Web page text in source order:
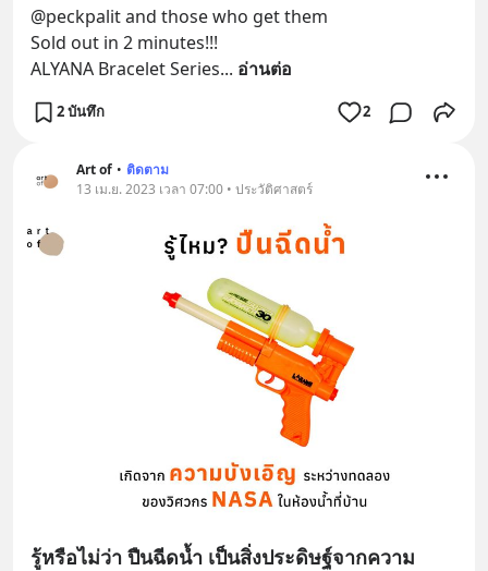
@peckpalit and those who get them
Sold out in 2 minutes!!!
ALYANA Bracelet Series... อ่านต่อ
2 บันทึก 2
Art of • ติดตาม
13 เม.ย. 2023 เวลา 07:00 • ประวัติศาสตร์
รู้หรือไม่ว่า ปืนฉีดน้ำ เป็นสิ่งประดิษฐ์จากความ